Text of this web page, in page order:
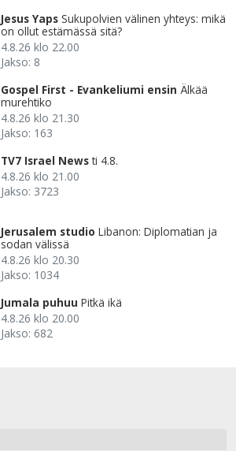
Jesus Yaps Sukupolvien välinen yhteys: mikä
on ollut estämässä sitä?
4.8.26 klo 22.00
Jakso: 8
Gospel First - Evankeliumi ensin Älkää
murehtiko
4.8.26 klo 21.30
Jakso: 163
TV7 Israel News ti 4.8.
4.8.26 klo 21.00
Jakso: 3723
Jerusalem studio Libanon: Diplomatian ja
sodan välissä
4.8.26 klo 20.30
Jakso: 1034
Jumala puhuu Pitkä ikä
4.8.26 klo 20.00
Jakso: 682